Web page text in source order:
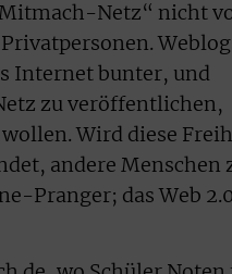
Netz“ nicht
Internet bunter, und
zu veröffentlichen,
Wird diese
andere Menschen
Pranger; das Web 2.0